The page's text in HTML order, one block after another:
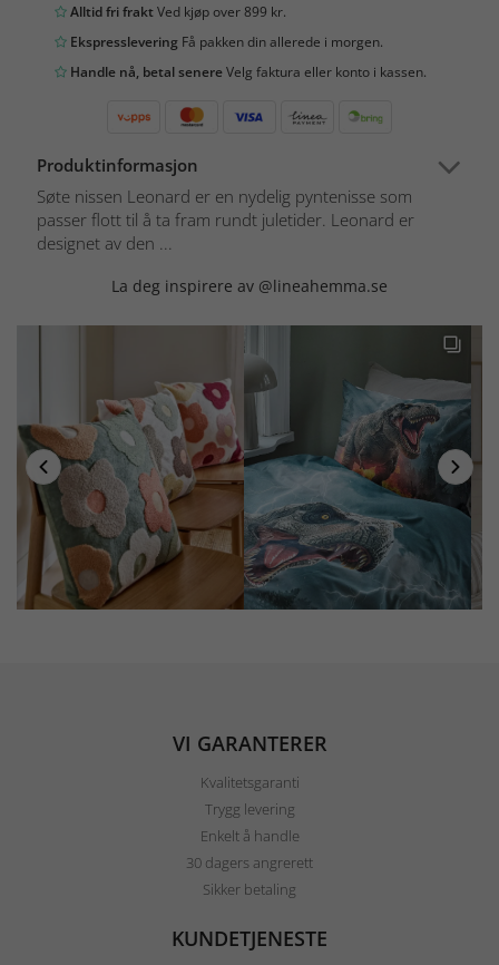
Alltid fri fraktVed kjøp over 899 kr.
Ekspresslevering Få pakken din allerede i morgen.
Handle nå, betal senereVelg faktura eller konto i kassen.
Produktinformasjon
Søte nissen Leonard er en nydelig pyntenisse som
passer flott til å ta fram rundt juletider. Leonard er
designet av den ...
La deg inspirere av @lineahemma.se
VI GARANTERER
Kvalitetsgaranti
Trygg levering
Enkelt å handle
30 dagers angrerett
Sikker betaling
KUNDETJENESTE